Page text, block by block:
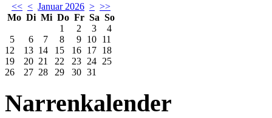
<< < Januar 2026 > >>
Mo Di Mi Do Fr Sa So
1
2 3
4
5
6 7 8 9 10 11
12
13 14 15 16 17 18
19
20 21 22 23 24 25
26
27 28 29 30 31
Narrenkalender